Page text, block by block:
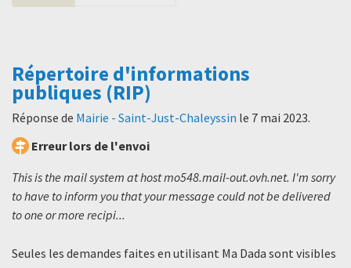
Répertoire d'informations
publiques (RIP)
Réponse de Mairie - Saint-Just-Chaleyssin le 7 mai 2023.
Erreur lors de l'envoi
This is the mail system at host mo548.mail-out.ovh.net. I'm sorry
to have to inform you that your message could not be delivered
to one or more recipi...
Seules les demandes faites en utilisant Ma Dada sont visibles